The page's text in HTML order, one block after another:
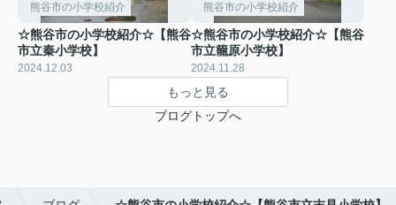
熊谷市の小学校紹介
☆熊谷市の小学校紹介☆【熊谷
市立秦小学校】
2024.12.03
熊谷市の小学校紹介
☆熊谷市の小学校紹介☆【熊谷
市立籠原小学校】
2024.11.28
もっと見る
ブログトップへ